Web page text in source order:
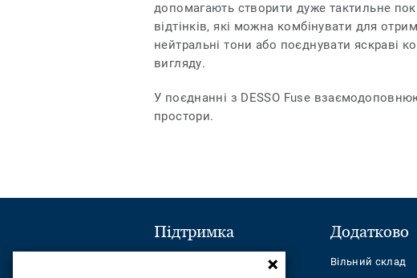
допомагають створити дуже тактильне
відтінків, які можна комбінувати для
нейтральні тони або поєднувати яскраві
вигляду.
У поєднанні з DESSO Fuse
простори.
Підтримка
Надіслати повідомлення
Додатково
Вільний склад